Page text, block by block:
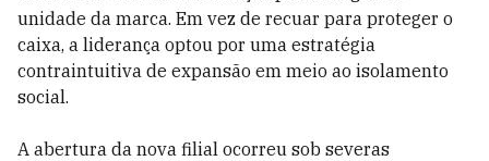
unidade da marca. Em vez de recuar para proteger o
caixa, a liderança optou por uma estratégia
contraintuitiva de expansão em meio ao isolamento
social.
A abertura da nova filial ocorreu sob severas